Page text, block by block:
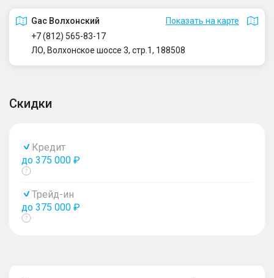
Gac Волхонский
Показать на карте
+7 (812) 565-83-17
ЛО, Волхонское шоссе 3, стр.1, 188508
Скидки
Кредит
до 375 000 ₽
Показать
Трейд-ин
до 375 000 ₽
Показать